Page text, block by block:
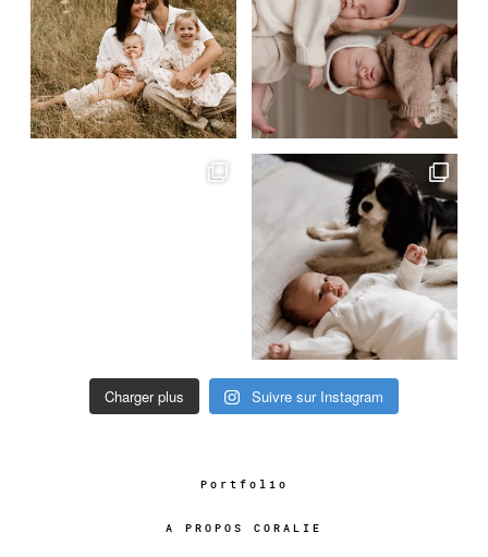
Charger plus Suivre sur Instagram
Portfolio
A PROPOS CORALIE